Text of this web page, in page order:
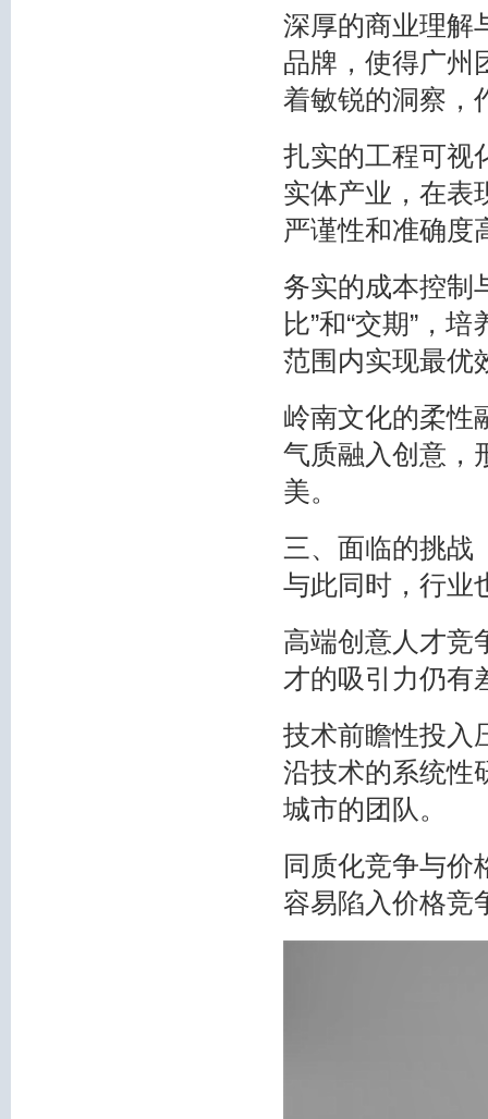
深厚的商业理解
品牌，使得广州
着敏锐的洞察，
扎实的工程可视
实体产业，在表
严谨性和准确度
务实的成本控制
比”和“交期”，
范围内实现最优
岭南文化的柔性
气质融入创意，
美。
三、面临的挑战
与此同时，行业
高端创意人才竞
才的吸引力仍有
技术前瞻性投入
沿技术的系统性
城市的团队。
同质化竞争与价
容易陷入价格竞